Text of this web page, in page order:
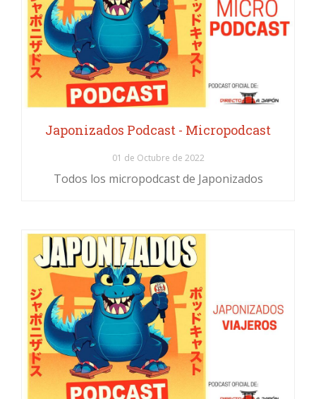
Japonizados Podcast - Micropodcast
01 de Octubre de 2022
Todos los micropodcast de Japonizados